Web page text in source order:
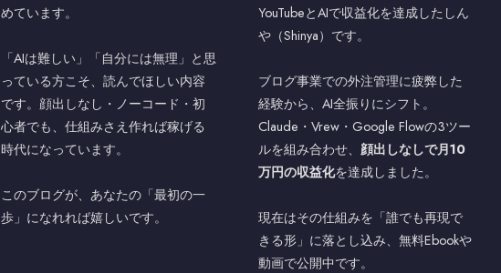
めています。
「AIは難しい」「自分には無理」と思
っている方こそ、読んでほしい内容
です。顔出しなし・ノーコード・初
心者でも、仕組みさえ作れば稼げる
時代になっています。
このブログが、あなたの「最初の一
歩」になれれば嬉しいです。
YouTubeとAIで収益化を達成したしん
や（Shinya）です。
ブログ事業での外注管理に疲弊した
経験から、AI全振りにシフト。
Claude・Vrew・Google Flowの3ツー
ルを組み合わせ、 顔出しなしで月10
万円の収益化を達成しました。
現在はその仕組みを「誰でも再現で
きる形」に落とし込み、無料Ebookや
動画で公開中です。